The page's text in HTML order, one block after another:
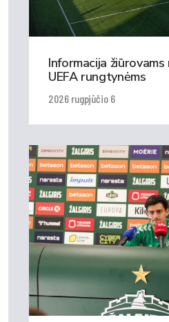
Informacija
UEFA rungtynėms
2026 rugpjūčio 6